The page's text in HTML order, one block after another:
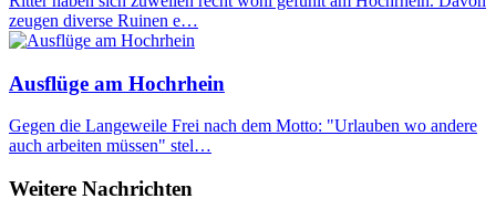
zeugen diverse Ruinen e…
Ausflüge am Hochrhein
Gegen die Langeweile Frei nach dem Motto: "Urlauben wo andere
auch arbeiten müssen" stel…
Weitere Nachrichten